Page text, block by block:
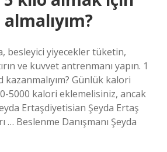
besleyici yiyecekler tüketin,
ve kuvvet antrenmanı yapın. 1
Günlük kalori
5000 kalori eklemelisiniz, ancak
Ertaşdiyetisian Şeyda Ertaş
… Beslenme Danışmanı Şeyda